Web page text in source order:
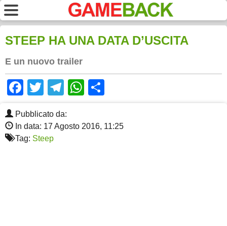
STEEP HA UNA DATA D’USCITA
E un nuovo trailer
Facebook
TwitterTelegram
WhatsApp
Pubblicato da:
In data: 17 Agosto 2016, 11:25
Tag: Steep